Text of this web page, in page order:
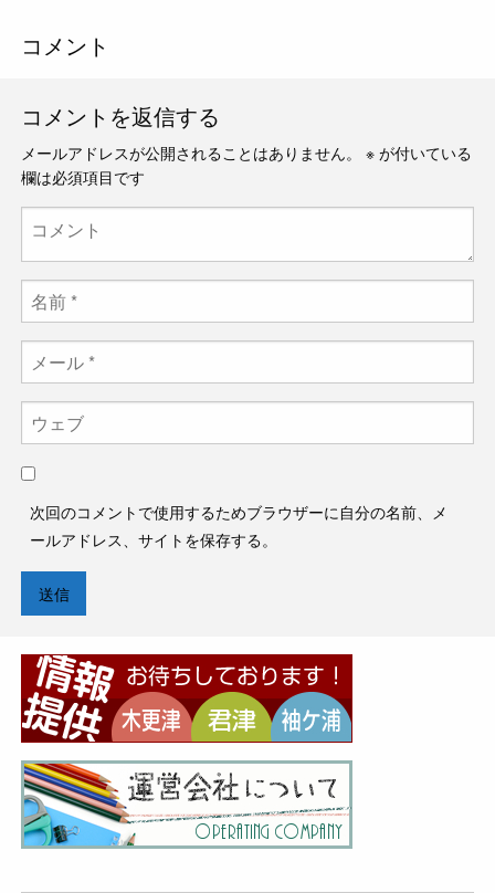
コメント
コメントを返信する
メールアドレスが公開されることはありません。 ※ が付いている
欄は必須項目です
次回のコメントで使用するためブラウザーに自分の名前、メ
ールアドレス、サイトを保存する。